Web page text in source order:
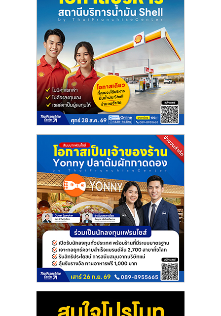
ไชส์
ขาย
แฟ
แฟ
ไชส์
หน้า